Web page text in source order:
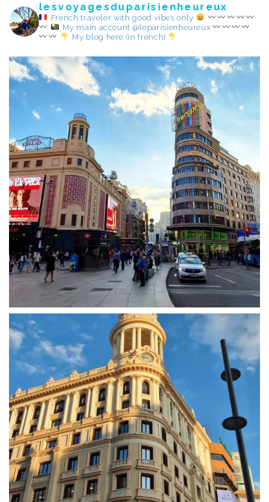
lesvoyagesduparisienheureux
French traveler with good vibes only
My main account @leparisienheureux
My blog here (in french)